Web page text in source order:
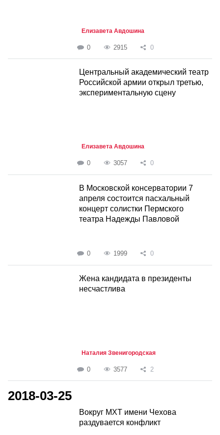
Елизавета Авдошина
0 2915 0
Центральный академический театр
Российской армии открыл третью,
экспериментальную сцену
Елизавета Авдошина
0 3057 0
В Московской консерватории 7
апреля состоится пасхальный
концерт солистки Пермского
театра Надежды Павловой
0 1999 0
Жена кандидата в президенты
несчастлива
Наталия Звенигородская
0 3577 2
2018-03-25
Вокруг МХТ имени Чехова
раздувается конфликт